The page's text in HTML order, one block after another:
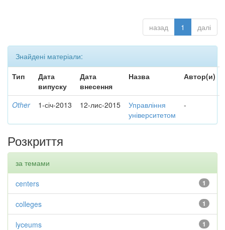
назад 1 далі
Знайдені матеріали:
Тип
Дата
випуску
Дата
внесення
Назва Автор(и)
Other 1-січ-2013 12-лис-2015
Управління
університетом
-
Розкриття
за темами
1
centers
1
colleges
1
lyceums